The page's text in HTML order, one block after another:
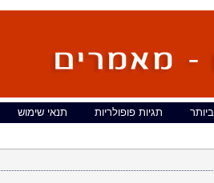
תגיות פופולריות תנאי שימוש